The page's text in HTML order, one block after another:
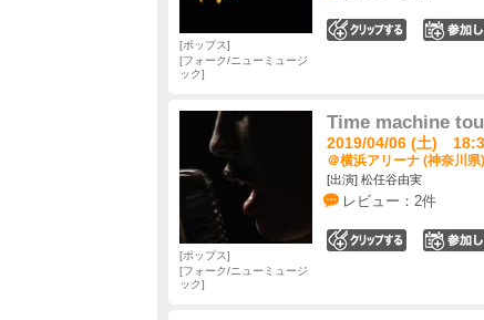
ポップス
フォーク/ニューミュージ
ック
Time machine
2019/04/06 (土)
＠横浜アリーナ (神奈川県)
[出演] 松任谷由実
レビュー：2件
ポップス
フォーク/ニューミュージ
ック